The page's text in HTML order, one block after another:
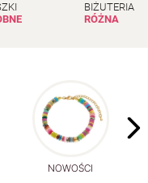
BIŻUTERIA
RÓŻNA
NOWOŚCI